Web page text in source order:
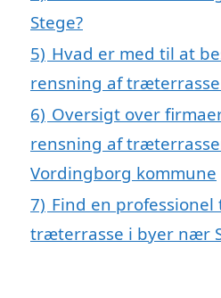
Stege?
5) Hvad er med til at
rensning af træterrasse
6) Oversigt over
rensning af
Vordingborg kommune
7) Find en
træterrasse i byer nær